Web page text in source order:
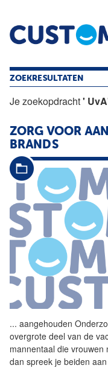
Home Opinie
ZOEKRESULTATEN
Je zoekopdracht'
ZORG VOOR
BRANDS
... aangehouden
overgrote deel van de
mannentaal die vrouwen
dan spreek je beiden